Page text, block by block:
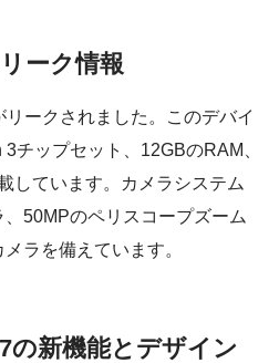
ーク情報
ークされました。このデバイ
チップセット、12GBのRAM、
しています。カメラシステム
50MPのペリスコープズーム
ラを備えています。
の新機能とデザイン